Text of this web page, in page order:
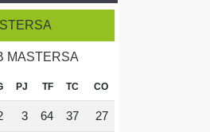
MASTERSA
PJ TF TC CO
3 64 37 27